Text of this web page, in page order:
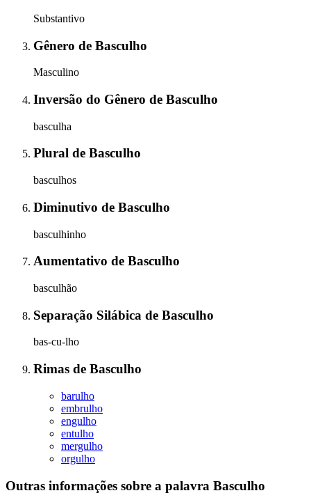
Substantivo
Gênero de Basculho
Masculino
Inversão do Gênero de Basculho
basculha
Plural de Basculho
basculhos
Diminutivo de Basculho
basculhinho
Aumentativo de Basculho
basculhão
Separação Silábica de Basculho
bas-cu-lho
Rimas de Basculho
barulho
embrulho
engulho
entulho
mergulho
orgulho
Outras informações sobre a palavra Basculho